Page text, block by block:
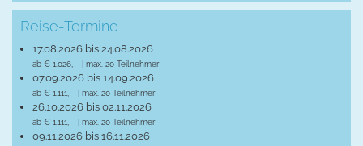
Reise-Termine
17.08.2026 bis 24.08.2026
ab € 1.026,-- | max. 20 Teilnehmer
07.09.2026 bis 14.09.2026
ab € 1.111,-- | max. 20 Teilnehmer
26.10.2026 bis 02.11.2026
ab € 1.111,-- | max. 20 Teilnehmer
09.11.2026 bis 16.11.2026